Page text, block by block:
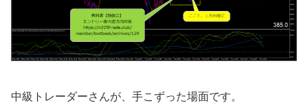
中級トレーダーさんが、手こずった場面です。